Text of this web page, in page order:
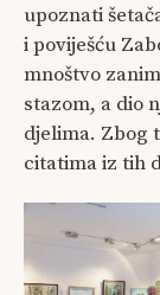
upoznati
i poviješću
mnoštvo
stazom, a dio
djelima. Zbog
citatima iz tih